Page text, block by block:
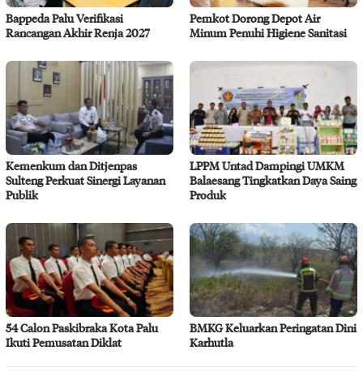
Bappeda Palu Verifikasi
Rancangan Akhir Renja 2027
Pemkot Dorong Depot Air
Minum Penuhi Higiene Sanitasi
Kemenkum dan Ditjenpas
Sulteng Perkuat Sinergi Layanan
Publik
LPPM Untad Dampingi UMKM
Balaesang Tingkatkan Daya Saing
Produk
54 Calon Paskibraka Kota Palu
Ikuti Pemusatan Diklat
BMKG Keluarkan Peringatan Dini
Karhutla